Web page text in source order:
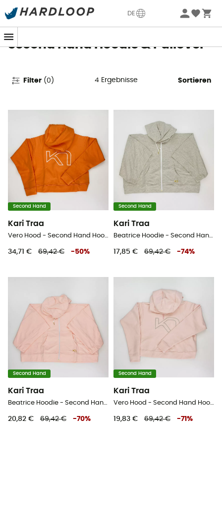
DE
Sommerangebote🔥 -5% EXTRA ab 2 Produkten* Code
Second Hand Hoodie & Pullover
Filter (0 ) 4 Ergebnisse Sortieren
Second Hand
Kari Traa
Vero Hood - Second Hand Hoodie - Damen - Orange - M
34,71 € 69,42 € -50%
Second Hand
Kari Traa
Beatrice Hoodie - Second Hand Hoodie - Damen - Grau - M
17,85 € 69,42 € -74%
Second Hand
Kari Traa
Beatrice Hoodie - Second Hand Hoodie - Damen - Rosa - M
20,82 € 69,42 € -70%
Second Hand
Kari Traa
Vero Hood - Second Hand Hoodie - Damen - Rosa - M
19,83 € 69,42 € -71 %